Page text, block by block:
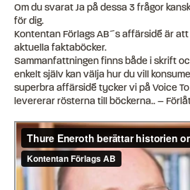
Om du svarat Ja på dessa 3 frågor
för dig.
Kontentan Förlags AB´s affärsidé är
aktuella faktaböcker.
Sammanfattningen finns både i skrift
enkelt själv kan välja hur du vill
superbra affärsidé tycker vi på Voice
levererar rösterna till böckerna.. –